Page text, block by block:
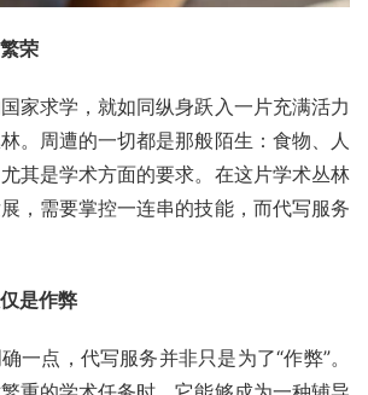
荣
家求学，就如同纵身跃入一片充满活力
。周遭的一切都是那般陌生：食物、人
其是学术方面的要求。在这片学术丛林
，需要掌控一连串的技能，而代写服务
是作弊
一点，代写服务并非只是为了“作弊”。